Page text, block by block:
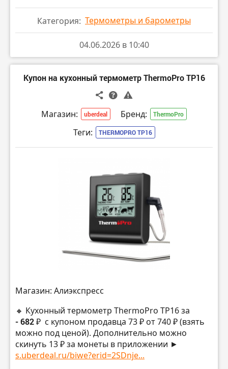
Категория: Термометры и барометры
04.06.2026 в 10:40
Купон на кухонный термометр ThermoPro TP16
Магазин: uberdeal Бренд: ThermoPro
Теги: THERMOPRO TP16
Магазин: Алиэкспресс
🔸 Кухонный термометр ThermoPro TP16 за
- 682 ₽ с купоном продавца 73 ₽ от 740 ₽ (взять
можно под ценой). Дополнительно можно
скинуть 13 ₽ за монеты в приложении ►
s.uberdeal.ru/biwe?erid=2SDnje...